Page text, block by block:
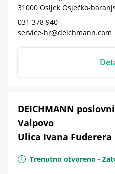
31000 Osijek Osječko-
031 378 940
service-hr@deichmann.com
DEICHMANN
Valpovo
Ulica Ivana Fuderera
Trenutno otvoreno -